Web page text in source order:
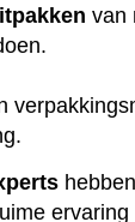
van
ervaring